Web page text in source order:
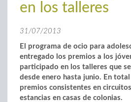
en los talleres
31/07/2013
El programa de ocio para
entregado los premios a los
participado en los talleres que
desde enero hasta junio. En
premios consistentes en
estancias en casas de colonias.